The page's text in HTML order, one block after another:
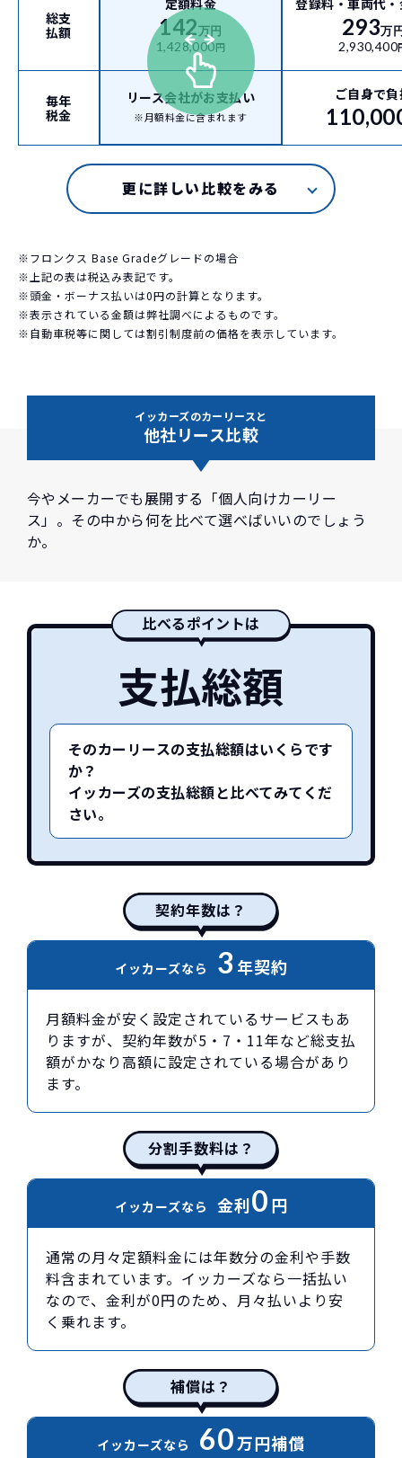
総支
払額
定額料金
142万円
1,428,000円
登録料・車両代
293万
2,930,400
毎年
税金
リース会社がお支払い
※月額料金に含まれます
ご自身で
※フロンクス Base Gradeグレードの場合
※上記の表は税込み表記です。
※頭金・ボーナス払いは0円の計算となります。
※表示されている金額は弊社調べによるものです。
※自動車税等に関しては割引制度前の価格を表示しています。
イッカーズのカーリースと
他社リース比較
今やメーカーでも展開する「個人向けカーリー
ス」。その中から何を比べて選べばいいのでしょう
か。
比べるポイントは
支払総額
そのカーリースの支払総額はいくらです
か？
イッカーズの支払総額と比べてみてくだ
さい。
契約年数は？
イッカーズなら 3 年契約
月額料金が安く設定されているサービスもあ
りますが、契約年数が5・7・11年など総支払
額がかなり高額に設定されている場合があり
ます。
分割手数料は？
イッカーズなら 金利0円
通常の月々定額料金には年数分の金利や手数
料含まれています。イッカーズなら一括払い
なので、金利が0円のため、月々払いより安
く乗れます。
補償は？
イッカーズなら 60万円補償